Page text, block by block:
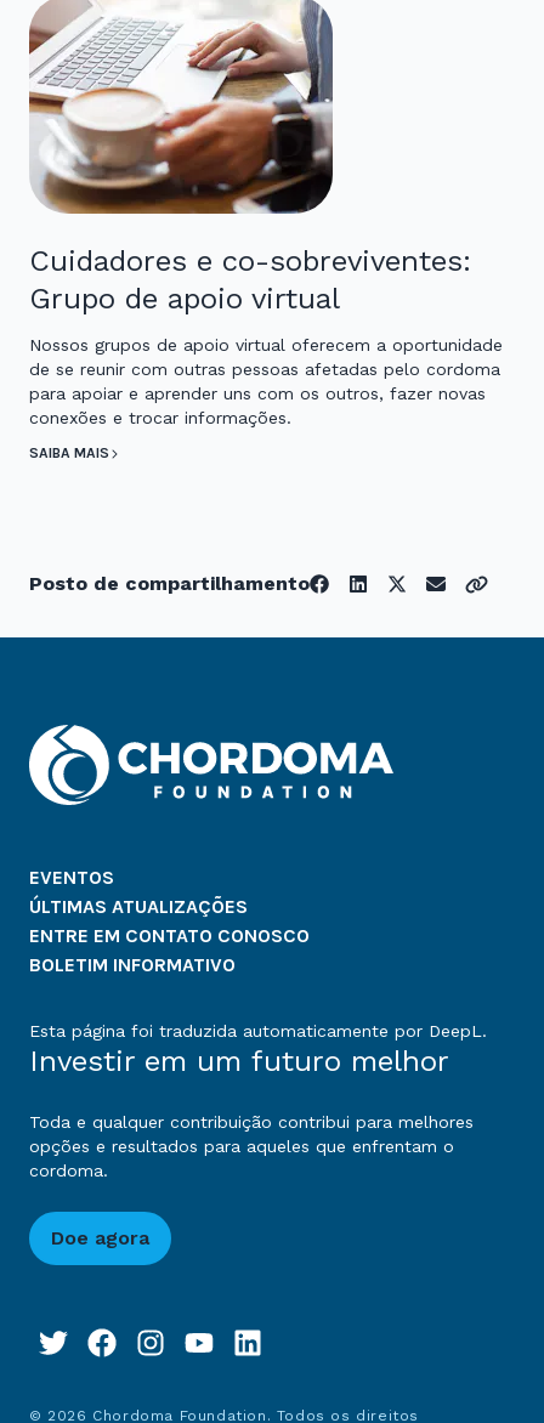
Cuidadores e co-sobreviventes:
Grupo de apoio virtual
Nossos grupos de apoio virtual oferecem a oportunidade
de se reunir com outras pessoas afetadas pelo cordoma
para apoiar e aprender uns com os outros, fazer novas
conexões e trocar informações.
SAIBA MAIS
Posto de compartilhamento
EVENTOS
ÚLTIMAS ATUALIZAÇÕES
ENTRE EM CONTATO CONOSCO
BOLETIM INFORMATIVO
Esta página foi traduzida automaticamente por DeepL.
Investir em um futuro melhor
Toda e qualquer contribuição contribui para melhores
opções e resultados para aqueles que enfrentam o
cordoma.
Doe agora
© 2026 Chordoma Foundation. Todos os direitos